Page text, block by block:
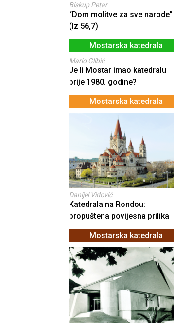
Biskup Petar
“Dom molitve za sve narode”
(Iz 56,7)
Mostarska katedrala
Mario Glibić
Je li Mostar imao katedralu
prije 1980. godine?
Mostarska katedrala
Danijel Vidović
Katedrala na Rondou:
propuštena povijesna prilika
Mostarska katedrala